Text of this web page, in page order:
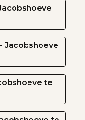
Jacobshoeve
te